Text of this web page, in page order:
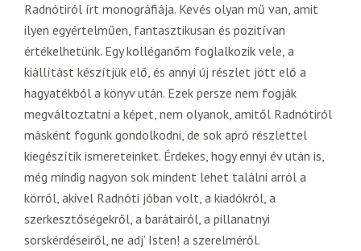
Radnótiról írt monográfiája. Kevés olyan mű van, amit
ilyen egyértelműen, fantasztikusan és pozitívan
értékelhetünk. Egy kolléganőm foglalkozik vele, a
kiállítást készítjük elő, és annyi új részlet jött elő a
hagyatékból a könyv után. Ezek persze nem fogják
megváltoztatni a képet, nem olyanok, amitől Radnótiról
másként fogunk gondolkodni, de sok apró részlettel
kiegészítik ismereteinket. Érdekes, hogy ennyi év után is,
még mindig nagyon sok mindent lehet találni arról a
körről, akivel Radnóti jóban volt, a kiadókról, a
szerkesztőségekről, a barátairól, a pillanatnyi
sorskérdéseiről, ne adj’ Isten! a szerelméről.